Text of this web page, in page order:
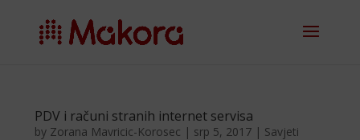
PDV i računi stranih internet servisa
by Zorana Mavricic-Korosec | srp 5, 2017 | Savjeti